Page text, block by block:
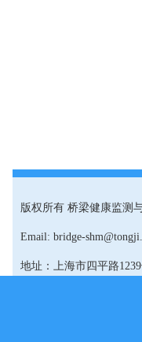
版权所有 桥梁健康监测
Email: bridge-
地址：上海市四平路